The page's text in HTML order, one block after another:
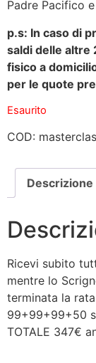
Padre Pacifico
p.s: In caso di
saldi delle altre
fisico a
per le quote
Esaurito
COD:
Descrizione
Ricevi subito
mentre lo
terminata la
99+99+99+50
TOTALE 347€